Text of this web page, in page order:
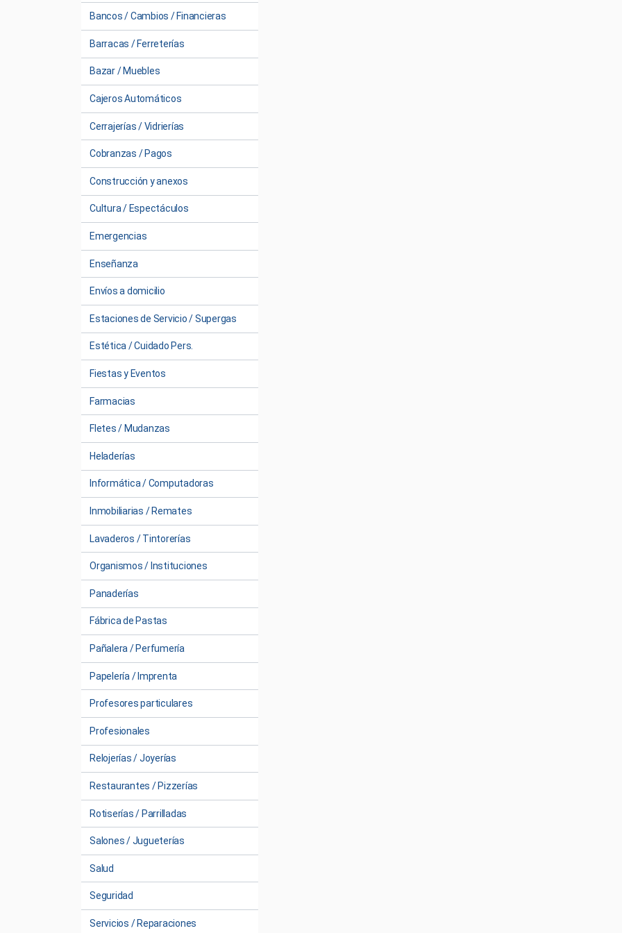
Bancos / Cambios / Financieras
Barracas / Ferreterías
Bazar / Muebles
Cajeros Automáticos
Cerrajerías / Vidrierías
Cobranzas / Pagos
Construcción y anexos
Cultura / Espectáculos
Emergencias
Enseñanza
Envíos a domicilio
Estaciones de Servicio / Supergas
Estética / Cuidado Pers.
Fiestas y Eventos
Farmacias
Fletes / Mudanzas
Heladerías
Informática / Computadoras
Inmobiliarias / Remates
Lavaderos / Tintorerías
Organismos / Instituciones
Panaderías
Fábrica de Pastas
Pañalera / Perfumería
Papelería / Imprenta
Profesores particulares
Profesionales
Relojerías / Joyerías
Restaurantes / Pizzerías
Rotiserías / Parrilladas
Salones / Jugueterías
Salud
Seguridad
Servicios / Reparaciones